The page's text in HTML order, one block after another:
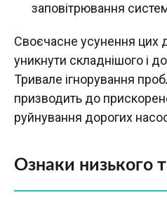
заповітрювання
Своєчасне усунення цих
уникнути складнішого і
Тривале ігнорування
призводить до
руйнування дорогих
Ознаки низького